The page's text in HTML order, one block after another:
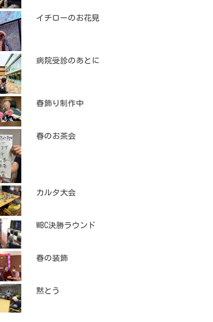
イチローのお花見
病院受診のあとに
春飾り制作中
春のお茶会
カルタ大会
WBC決勝ラウンド
春の装飾
黙とう